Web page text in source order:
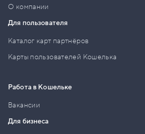
О компании
Для пользователя
Каталог карт партнёров
Карты пользователей Кошелька
Работа в Кошельке
Вакансии
Для бизнеса